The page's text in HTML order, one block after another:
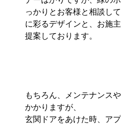
っかりとお客様と相談し
に彩るデザインと、お施
提案しております。
もちろん、メンテナンス
かかりますが、
玄関ドアをあけた時、ア